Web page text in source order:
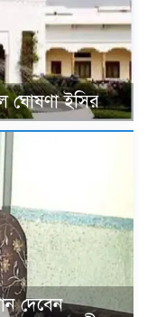
ঘোষণা ইসির
দেবেন